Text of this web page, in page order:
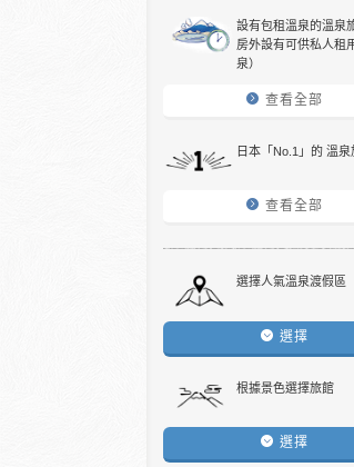
設有包租溫泉的溫泉
房外設有可供私人租
泉）
查看全部
日本「No.1」的 溫泉
查看全部
選擇人氣溫泉渡假區
選擇
根據景色選擇旅館
選擇